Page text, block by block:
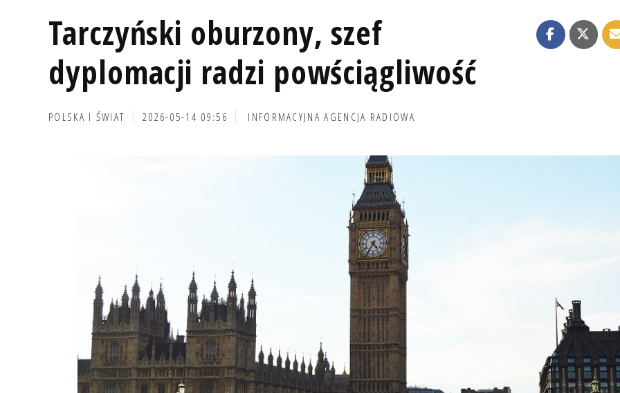
Tarczyński oburzony, szef
dyplomacji radzi powściągliwość
POLSKA I ŚWIAT 2026-05-14 09:56 INFORMACYJNA AGENCJA RADIOWA